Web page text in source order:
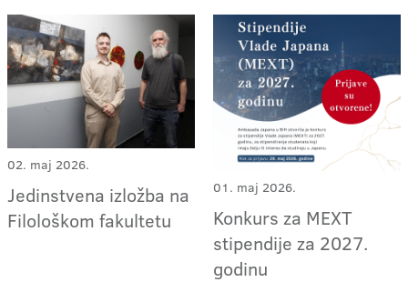
02. maj 2026.
Jedinstvena izložba na
Filološkom fakultetu
01. maj 2026.
Konkurs za MEXT
stipendije za 2027.
godinu